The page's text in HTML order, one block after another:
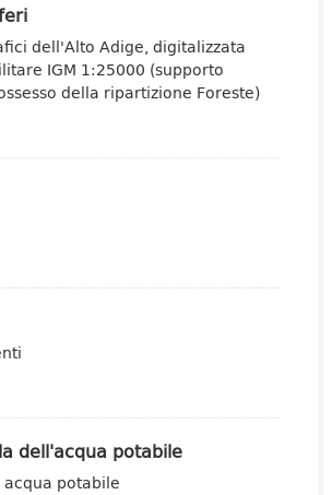
dell'Alto Adige, digitalizzata
IGM 1:25000 (supporto
della ripartizione Foreste)
dell'acqua potabile
potabile